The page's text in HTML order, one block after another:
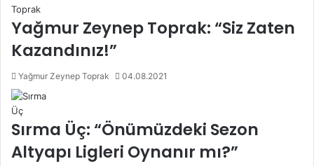
Yağmur Zeynep Toprak: “Siz Zaten
Kazandınız!”
Yağmur Zeynep Toprak 04.08.2021
Sırma Üç: “Önümüzdeki Sezon
Altyapı Ligleri Oynanır mı?”